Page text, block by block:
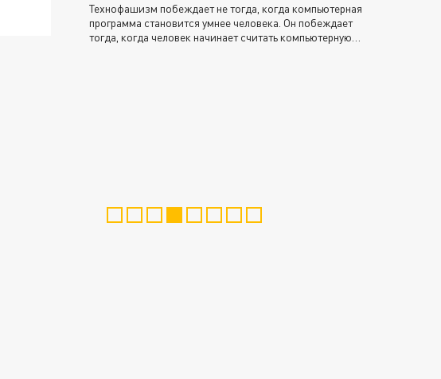
Технофашизм побеждает не тогда, когда компьютерная
программа становится умнее человека. Он побеждает
тогда, когда человек начинает считать компьютерную